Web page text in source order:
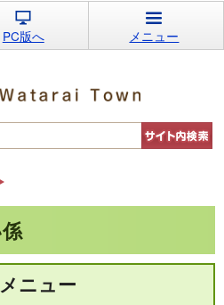
PC版へ メニュー
ニュー